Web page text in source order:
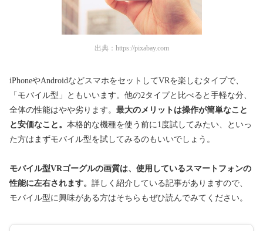
出典： https://pixabay.com
iPhoneやAndroidなどスマホをセットしてVRを楽しむタイプで、
「モバイル型」ともいいます。他の2タイプと比べると手軽な分、
全体の性能はやや劣ります。 最大のメリットは操作が簡単なこと
と安価なこと。 本格的な機種を使う前に1度試してみたい、といっ
た方はまずモバイル型を試してみるのもいいでしょう。
モバイル型VRゴーグルの画質は、使用しているスマートフォンの
性能に左右されます。 詳しく紹介している記事がありますので、
モバイル型に興味がある方はそちらもぜひ読んでみてください。